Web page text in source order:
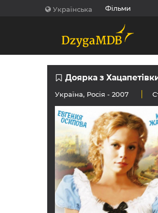
Українська Фільми
Доярка з
Україна, Росія - 2007